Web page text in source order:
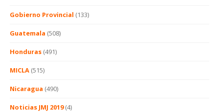
Gobierno Provincial (133)
Guatemala (508)
Honduras (491)
MICLA (515)
Nicaragua (490)
Noticias JMJ 2019(4)